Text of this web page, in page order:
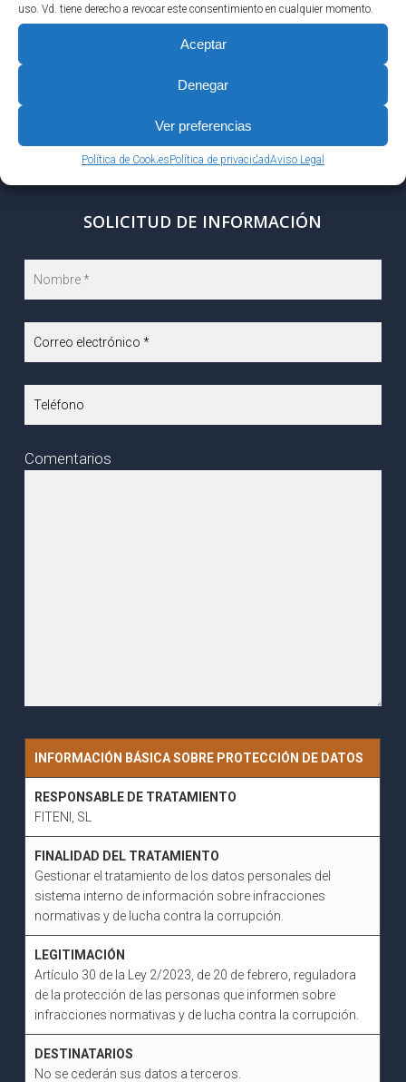
uso. Vd. tiene derecho a revocar este consentimiento en cualquier momento.
Aceptar
Denegar
Ver preferencias
Política de CookiesPolítica de privacidadAviso Legal
ampliar más información puedes contactar con
nosotros
o en
SOLICITUD DE INFORMACIÓN
Comentarios
INFORMACIÓN BÁSICA SOBRE PROTECCIÓN DE DATOS
RESPONSABLE DE TRATAMIENTO
FITENI, SL
FINALIDAD DEL TRATAMIENTO
Gestionar el tratamiento de los datos personales del
sistema interno de información sobre infracciones
normativas y de lucha contra la corrupción.
LEGITIMACIÓN
Artículo 30 de la Ley 2/2023, de 20 de febrero, reguladora
de la protección de las personas que informen sobre
infracciones normativas y de lucha contra la corrupción.
DESTINATARIOS
No se cederán sus datos a terceros.